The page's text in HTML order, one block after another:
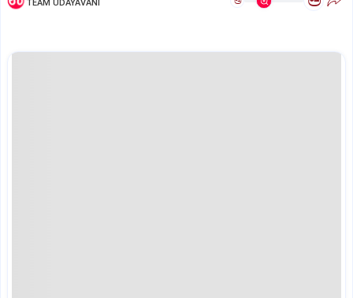
TEAM UDAYAVANI